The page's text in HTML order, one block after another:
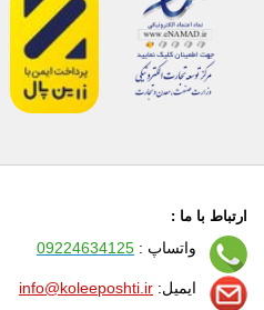
ارتباط با ما :
واتساپ : 09224634125
ایمیل: info@koleeposhti.ir